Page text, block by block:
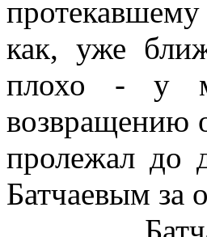
как, уже
плохо - у
возвращению
пролежал до
Батчаевым за